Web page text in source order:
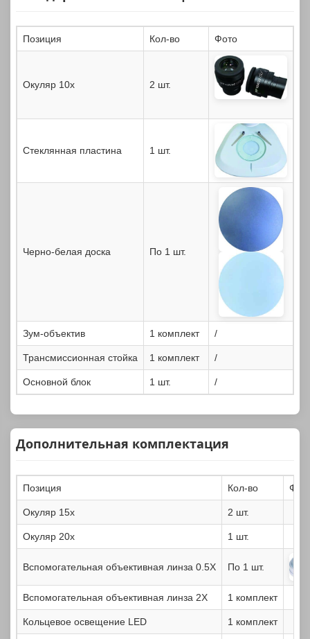
Позиция Кол-во Фото
Окуляр 10x 2 шт.
Стеклянная пластина 1 шт.
Черно-белая доска По 1 шт.
Зум-объектив 1 комплект /
Трансмиссионная стойка 1 комплект /
Основной блок 1 шт. /
Дополнительная комплектация
Позиция Кол-во
Окуляр 15x 2 шт.
Окуляр 20x 1 шт.
Вспомогательная объективная линза 0.5X По 1 шт.
Вспомогательная объективная линза 2X 1 комплект
Кольцевое освещение LED 1 комплект